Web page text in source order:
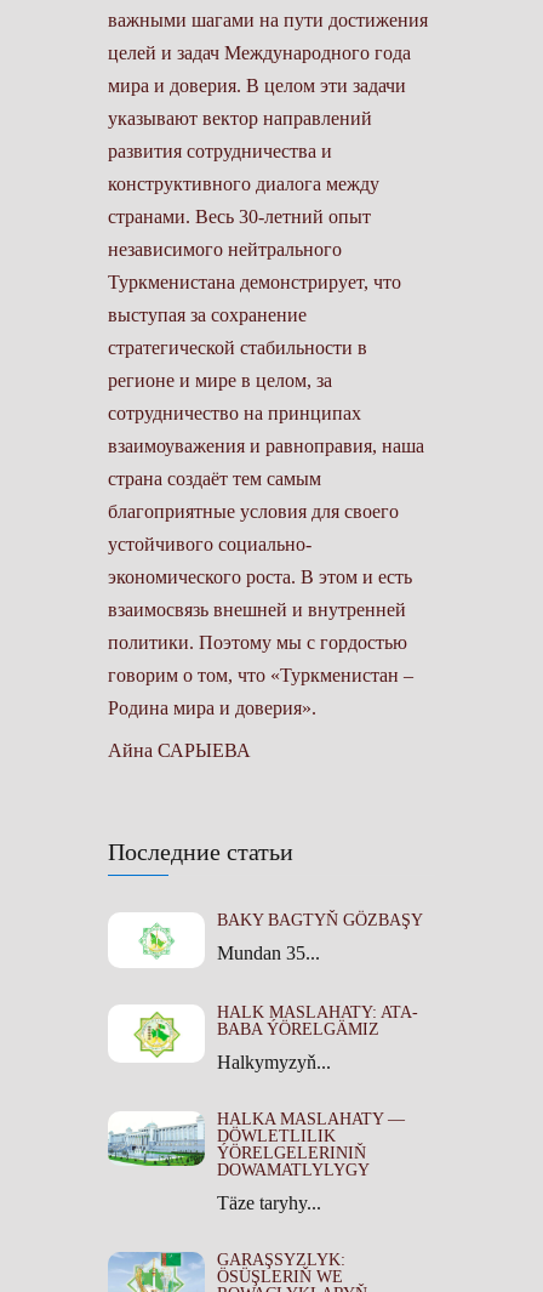
Последние статьи
BAKY BAGTYŇ GÖZBAŞY
Mundan 35...
HALK MASLAHATY: ATA-
BABA ÝÖRELGÄMIZ
Halkymyzyň...
HALKA MASLAHATY —
DÖWLETLILIK
ÝÖRELGELERINIŇ
DOWAMATLYLYGY
Täze taryhy...
GARAŞSYZLYK:
ÖSÜŞLERIŇ WE
важными шагами на пути достижения
целей и задач Международного года
мира и доверия. В целом эти задачи
указывают вектор направлений
развития сотрудничества и
конструктивного диалога между
странами. Весь 30-летний опыт
независимого нейт­рального
Туркменистана демонстрирует, что
выступая за сохранение
стратегической стабильности в
регионе и мире в целом, за
сотрудничество на принципах
взаимоуважения и равноправия, наша
страна создаёт тем самым
благоприятные условия для своего
устойчивого социально-
экономического роста. В этом и есть
взаимосвязь внешней и внут­ренней
политики. Поэтому мы с гордостью
говорим о том, что «Туркменистан –
Родина мира и доверия».
Айна САРЫЕВА